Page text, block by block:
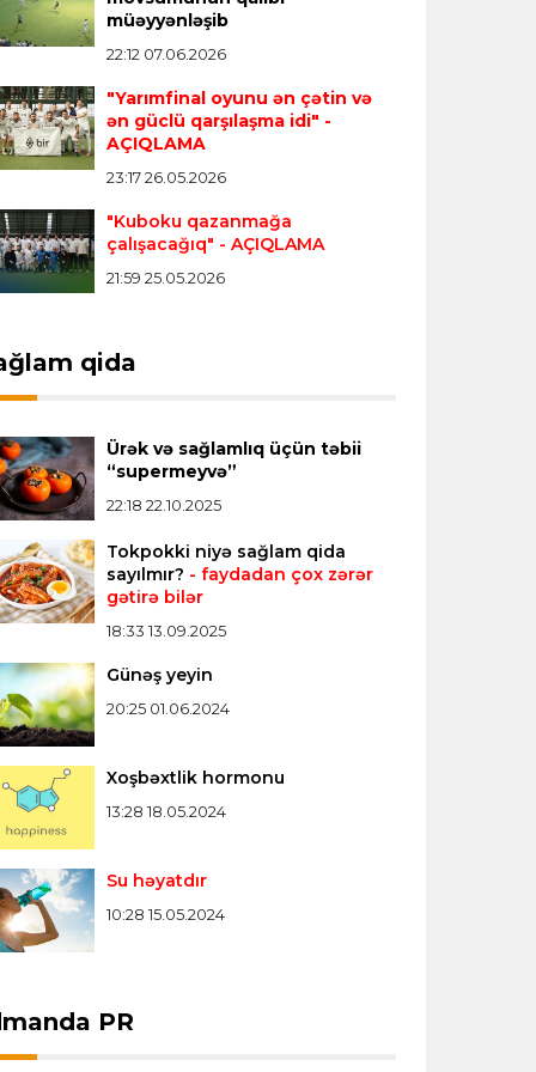
"Real Madrid"lə bağlı bütün
sildi- FOTO
liqası 23:13 05.08.2026
Danimarkadan məğlubiyyətlə
çempionatı 23:11 05.08.2026
yaxındır
xəbərlər >>>
müəyyənləşib
22:12 07.06.2026
"Yarımfinal oyunu ən çətin və
ən güclü qarşılaşma idi" -
AÇIQLAMA
23:17 26.05.2026
"Kuboku qazanmağa
çalışacağıq" - AÇIQLAMA
21:59 25.05.2026
qida
Ürək və sağlamlıq üçün təbii
“supermeyvə”
22:18 22.10.2025
Tokpokki niyə sağlam qida
sayılmır? - faydadan çox zərər
gətirə bilər
18:33 13.09.2025
Günəş yeyin
20:25 01.06.2024
Xoşbəxtlik hormonu
13:28 18.05.2024
Su həyatdır
10:28 15.05.2024
PR